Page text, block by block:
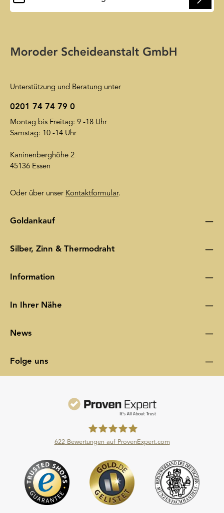
Datenschutzerklärungwird insoweit verwiesen.
Unterstützung und Beratung unter
0201 74 74 79 0
Montag bis Freitag: 9 -18 Uhr
Samstag: 10 -14 Uhr
Kaninenberghöhe 2
45136 Essen
Oder über unser Kontaktformular.
Goldankauf
Silber, Zinn & Thermodraht
Information
In Ihrer Nähe
News
Folge uns
Moroder Scheideanstalt GmbH
622Bewertungen auf ProvenExpert.com